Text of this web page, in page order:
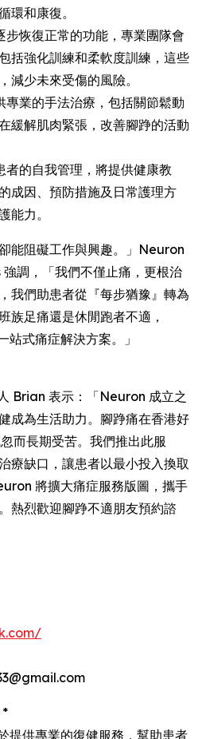
環和康復。
步恢復正常的功能，專業團隊會
括強化訓練和柔軟度訓練，這些
減少未來受傷的風險。
專業的手法治療，包括關節鬆動
緩解肌肉緊張，改善腳踭的活動
者的自我管理，將提供健康教
成因、預防措施及日常護理方
能力。
能阻礙工作與興趣。」Neuron
調，「我們不僅止痛，更根治
我們助患者從『每步猶豫』轉為
族足痛還是休閒跑者不適，
式痛症解決方案。」
Brian 表示：「Neuron 成立之
成為生活助力。腳踭痛在香港好
而長期受苦。我們推出此服
療缺口，讓患者以最小投入換取
將擴大痛症服務版圖，攜手
熱烈歡迎腳踭不適朋友預約諮
*
提供專業的復健服務，幫助患者